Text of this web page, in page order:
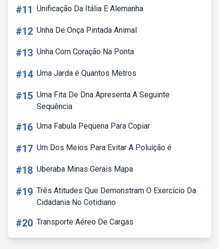
#11 Unificação Da Itália E Alemanha
#12 Unha De Onça Pintada Animal
#13 Unha Com Coração Na Ponta
#14 Uma Jarda é Quantos Metros
#15 Uma Fita De Dna Apresenta A Seguinte
Sequência
#16 Uma Fabula Pequena Para Copiar
#17 Um Dos Meios Para Evitar A Poluição é
#18 Uberaba Minas Gerais Mapa
#19 Três Atitudes Que Demonstram O Exercício Da
Cidadania No Cotidiano
#20 Transporte Aéreo De Cargas